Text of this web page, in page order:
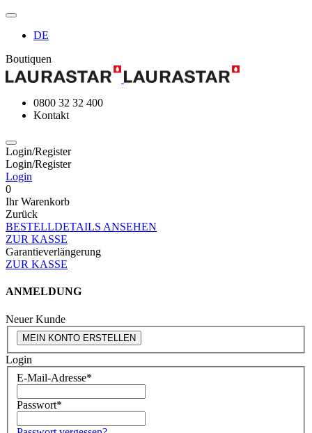
DE
Boutiquen
0800 32 32 400
Kontakt
Login/Register
Login/Register
Login
0
Ihr Warenkorb
Zurück
BESTELLDETAILS ANSEHEN
ZUR KASSE
Garantieverlängerung
ZUR KASSE
ANMELDUNG
Neuer Kunde
MEIN KONTO ERSTELLEN
Login
E-Mail-Adresse*
Passwort*